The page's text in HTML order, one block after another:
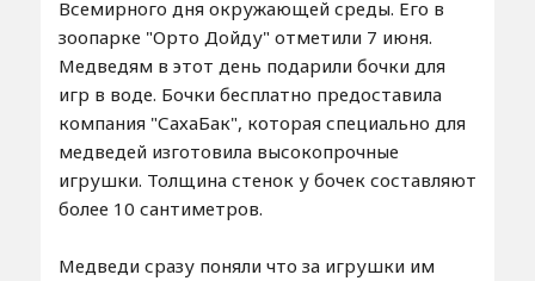
Всемирного дня окружающей среды. Его в
зоопарке "Орто Дойду" отметили 7 июня.
Медведям в этот день подарили бочки для
игр в воде. Бочки бесплатно предоставила
компания "СахаБак", которая специально для
медведей изготовила высокопрочные
игрушки. Толщина стенок у бочек составляют
более 10 сантиметров.
Медведи сразу поняли что за игрушки им